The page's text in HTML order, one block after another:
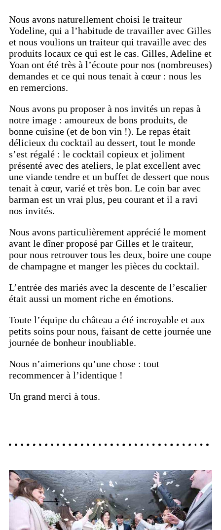
Nous avons naturellement choisi le traiteur
Yodeline, qui a l’habitude de travailler avec Gilles
et nous voulions un traiteur qui travaille avec des
produits locaux ce qui est le cas. Gilles, Adeline et
Yoan ont été très à l’écoute pour nos (nombreuses)
demandes et ce qui nous tenait à cœur : nous les
en remercions.
Nous avons pu proposer à nos invités un repas à
notre image : amoureux de bons produits, de
bonne cuisine (et de bon vin !). Le repas était
délicieux du cocktail au dessert, tout le monde
s’est régalé : le cocktail copieux et joliment
présenté avec des ateliers, le plat excellent avec
une viande tendre et un buffet de dessert que nous
tenait à cœur, varié et très bon. Le coin bar avec
barman est un vrai plus, peu courant et il a ravi
nos invités.
Nous avons particulièrement apprécié le moment
avant le dîner proposé par Gilles et le traiteur,
pour nous retrouver tous les deux, boire une coupe
de champagne et manger les pièces du cocktail.
L’entrée des mariés avec la descente de l’escalier
était aussi un moment riche en émotions.
Toute l’équipe du château a été incroyable et aux
petits soins pour nous, faisant de cette journée une
journée de bonheur inoubliable.
Nous n’aimerions qu’une chose : tout
recommencer à l’identique !
Un grand merci à tous.